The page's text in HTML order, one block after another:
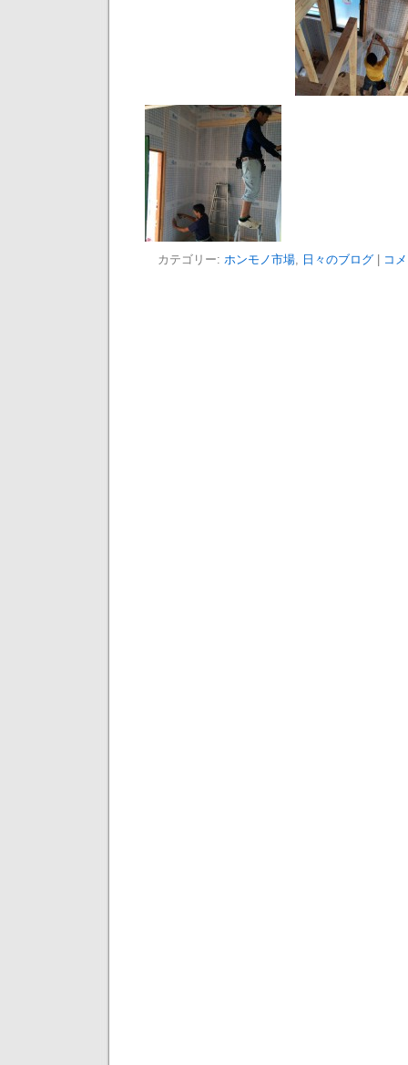
カテゴリー: ホンモノ市場, 日々のブログ| コ